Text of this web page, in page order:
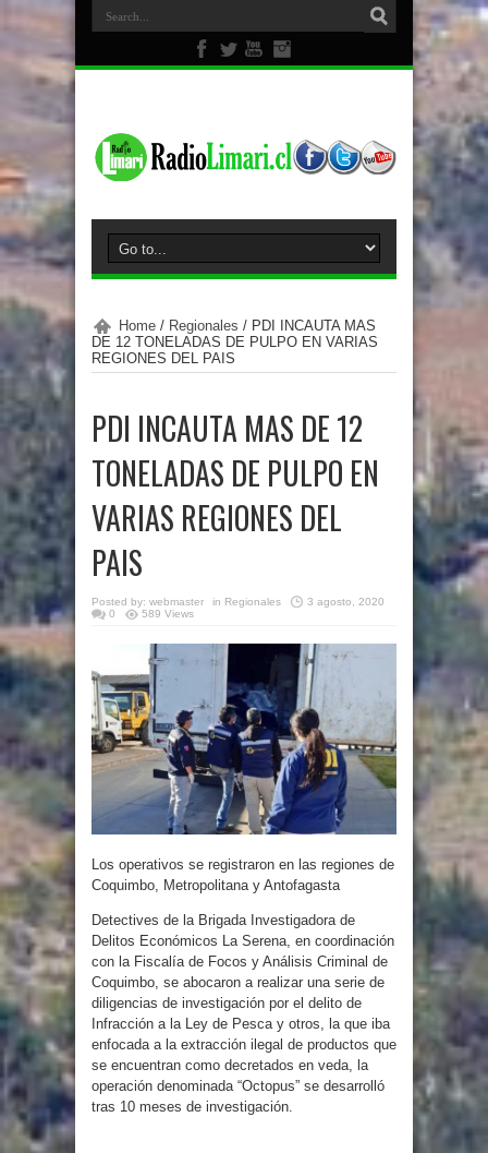
Home / Regionales / PDI INCAUTA MAS
DE 12 TONELADAS DE PULPO EN VARIAS
REGIONES DEL PAIS
PDI INCAUTA MAS DE 12
TONELADAS DE PULPO EN
VARIAS REGIONES DEL
PAIS
Posted by: webmaster in Regionales
3 agosto, 2020
0
589 Views
Los operativos se registraron en las regiones de
Coquimbo, Metropolitana y Antofagasta
Detectives de la Brigada Investigadora de
Delitos Económicos La Serena, en coordinación
con la Fiscalía de Focos y Análisis Criminal de
Coquimbo, se abocaron a realizar una serie de
diligencias de investigación por el delito de
Infracción a la Ley de Pesca y otros, la que iba
enfocada a la extracción ilegal de productos que
se encuentran como decretados en veda, la
operación denominada “Octopus” se desarrolló
tras 10 meses de investigación.